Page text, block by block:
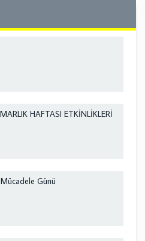
HAFTASI ETKİNLİKLERİ
Günü